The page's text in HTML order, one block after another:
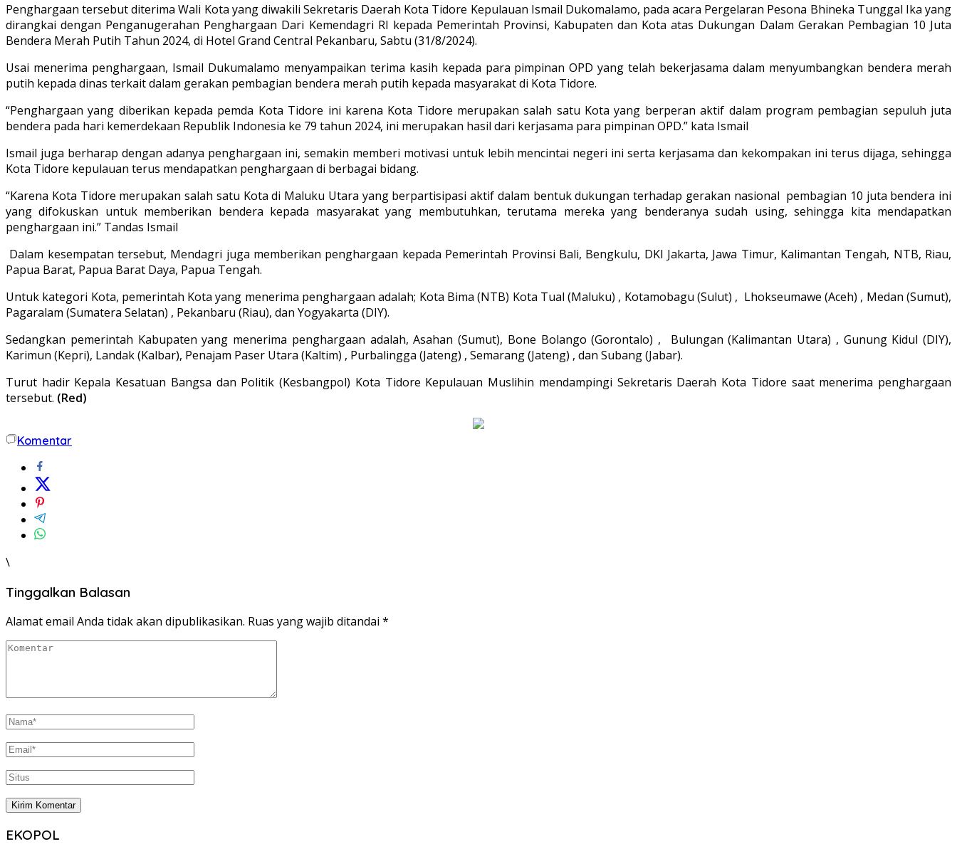
Penghargaan tersebut diterima Wali Kota yang diwakili Sekretaris Daerah Kota Tidore Kepulauan Ismail Dukomalamo, pada acara Pergelaran Pesona Bhineka Tunggal Ika yang
dirangkai dengan Penganugerahan Penghargaan Dari Kemendagri RI kepada Pemerintah Provinsi, Kabupaten dan Kota atas Dukungan Dalam Gerakan Pembagian 10 Juta
Bendera Merah Putih Tahun 2024, di Hotel Grand Central Pekanbaru, Sabtu (31/8/2024).
Usai menerima penghargaan, Ismail Dukumalamo menyampaikan terima kasih kepada para pimpinan OPD yang telah bekerjasama dalam menyumbangkan bendera merah
putih kepada dinas terkait dalam gerakan pembagian bendera merah putih kepada masyarakat di Kota Tidore.
“Penghargaan yang diberikan kepada pemda Kota Tidore ini karena Kota Tidore merupakan salah satu Kota yang berperan aktif dalam program pembagian sepuluh juta
bendera pada hari kemerdekaan Republik Indonesia ke 79 tahun 2024, ini merupakan hasil dari kerjasama para pimpinan OPD.” kata Ismail
Ismail juga berharap dengan adanya penghargaan ini, semakin memberi motivasi untuk lebih mencintai negeri ini serta kerjasama dan kekompakan ini terus dijaga, sehingga
Kota Tidore kepulauan terus mendapatkan penghargaan di berbagai bidang.
“Karena Kota Tidore merupakan salah satu Kota di Maluku Utara yang berpartisipasi aktif dalam bentuk dukungan terhadap gerakan nasional pembagian 10 juta bendera ini
yang difokuskan untuk memberikan bendera kepada masyarakat yang membutuhkan, terutama mereka yang benderanya sudah using, sehingga kita mendapatkan
penghargaan ini.” Tandas Ismail
Dalam kesempatan tersebut, Mendagri juga memberikan penghargaan kepada Pemerintah Provinsi Bali, Bengkulu, DKI Jakarta, Jawa Timur, Kalimantan Tengah, NTB, Riau,
Papua Barat, Papua Barat Daya, Papua Tengah.
Untuk kategori Kota, pemerintah Kota yang menerima penghargaan adalah; Kota Bima (NTB) Kota Tual (Maluku) , Kotamobagu (Sulut) , Lhokseumawe (Aceh) , Medan (Sumut),
Pagaralam (Sumatera Selatan) , Pekanbaru (Riau), dan Yogyakarta (DIY).
Sedangkan pemerintah Kabupaten yang menerima penghargaan adalah, Asahan (Sumut), Bone Bolango (Gorontalo) , Bulungan (Kalimantan Utara) , Gunung Kidul (DIY),
Karimun (Kepri), Landak (Kalbar), Penajam Paser Utara (Kaltim) , Purbalingga (Jateng) , Semarang (Jateng) , dan Subang (Jabar).
Turut hadir Kepala Kesatuan Bangsa dan Politik (Kesbangpol) Kota Tidore Kepulauan Muslihin mendampingi Sekretaris Daerah Kota Tidore saat menerima penghargaan
tersebut. (Red)
Komentar
\
Tinggalkan Balasan
Alamat email Anda tidak akan dipublikasikan. Ruas yang wajib ditandai *
EKOPOL